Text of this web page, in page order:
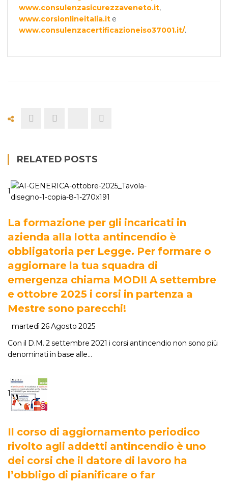
www.consulenzasicurezzaveneto.it,
www.corsionlineitalia.it e
www.consulenzacertificazioneiso37001.it/.
RELATED POSTS
1
La formazione per gli incaricati in
azienda alla lotta antincendio è
obbligatoria per Legge. Per formare o
aggiornare la tua squadra di
emergenza chiama MODI! A settembre
e ottobre 2025 i corsi in partenza a
Mestre sono parecchi!
martedì 26 Agosto 2025
Con il D.M. 2 settembre 2021 i corsi antincendio non sono più
denominati in base alle…
1
Il corso di aggiornamento periodico
rivolto agli addetti antincendio è uno
dei corsi che il datore di lavoro ha
l’obbligo di pianificare o far